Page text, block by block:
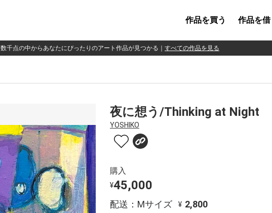
作品を買う 作品を借
数千点の中からあなたにぴったりのアート作品が見つかる すべての作品を見る
夜に想う/Thinking at Night
YOSHIKO
購入
¥45,000
配送：Mサイズ ¥ 2,800